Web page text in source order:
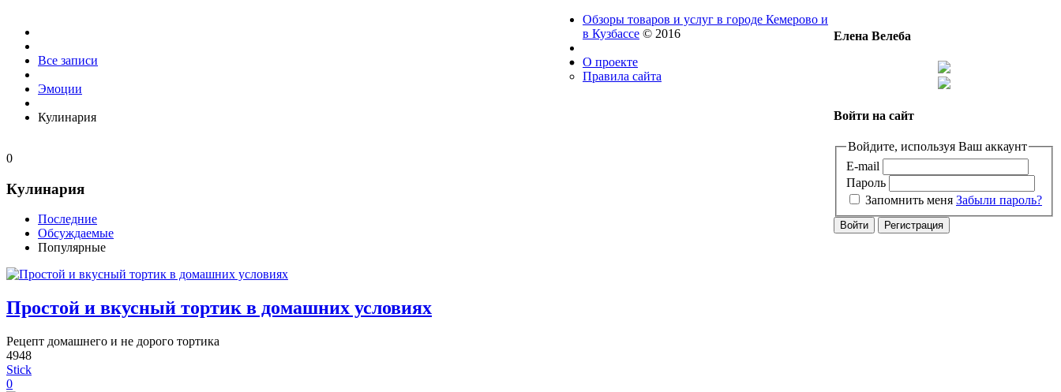
Все записи
Эмоции
Кулинария
0
Кулинария
Последние
Обсуждаемые
Популярные
Простой и вкусный тортик в домашних условиях
Рецепт домашнего и не дорого тортика
4948
Stick
0
Елена Велеба
Войти на сайт
Войдите, используя Ваш аккаунт
E-mail
Пароль
Запомнить меня Забыли пароль?
Обзоры товаров и услуг в городе Кемерово и
в Кузбассе © 2016
О проекте
Правила сайта